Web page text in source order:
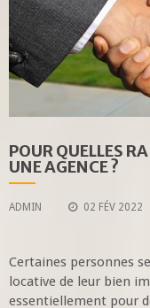
POUR QUELLES
UNE AGENCE ?
ADMIN 02 FÉV 2022
Certaines personnes
locative de leur bien
essentiellement pour